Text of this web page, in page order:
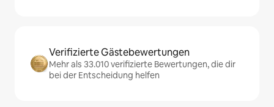
Verifizierte Gästebewertungen
Mehr als 33.010 verifizierte Bewertungen, die dir
bei der Entscheidung helfen